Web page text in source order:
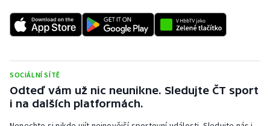
Short track
Stolní tenis
Triatlon
SOCIÁLNÍ SÍTĚ
Odteď vám už nic neunikne. Sledujte ČT sport
i na dalších platformách.